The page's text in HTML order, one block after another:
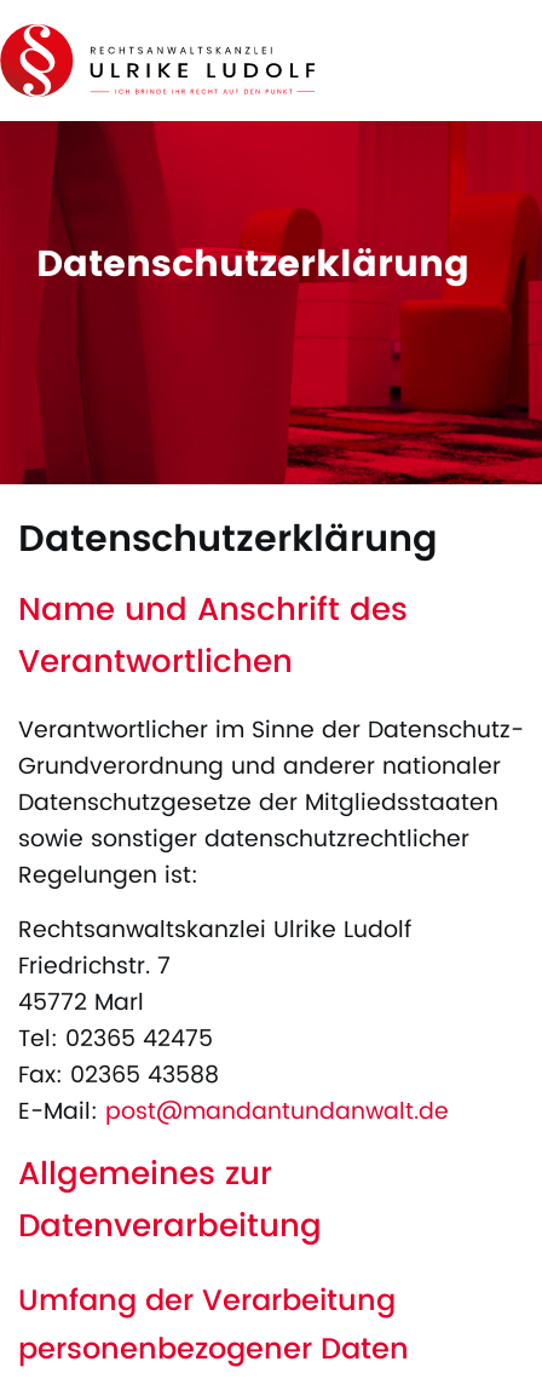
Datenschutzerklärung
Datenschutzerklärung
Name und Anschrift des
Verantwortlichen
Verantwortlicher im Sinne der Datenschutz-
Grundverordnung und anderer nationaler
Datenschutzgesetze der Mitgliedsstaaten
sowie sonstiger datenschutzrechtlicher
Regelungen ist:
Rechtsanwaltskanzlei Ulrike Ludolf
Friedrichstr. 7
45772 Marl
Tel: 02365 42475
Fax: 02365 43588
E-Mail: post@mandantundanwalt.de
Allgemeines zur
Datenverarbeitung
Umfang der Verarbeitung
personenbezogener Daten